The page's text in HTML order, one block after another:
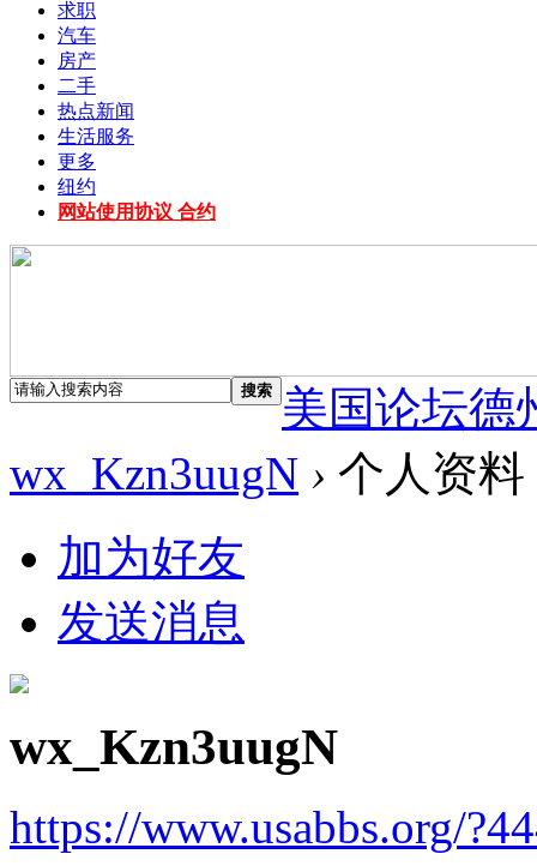
求职
汽车
房产
二手
热点新闻
生活服务
更多
纽约
网站使用协议 合约
搜索
美国论坛德
wx_Kzn3uugN › 个人资料
加为好友
发送消息
wx_Kzn3uugN
https://www.usabbs.org/